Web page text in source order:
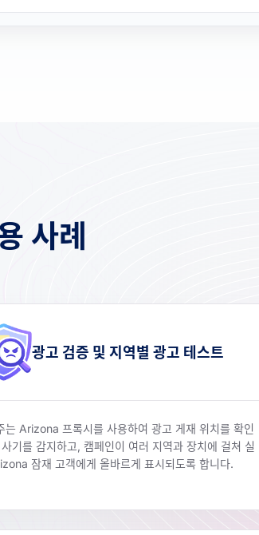
사례
광고 검증 및 지역별 광고 테스트
는 Arizona 프록시를 사용하여 광고 게재 위치를 확인
기를 감지하고, 캠페인이 여러 지역과 장치에 걸쳐 실
잠재 고객에게 올바르게 표시되도록 합니다.